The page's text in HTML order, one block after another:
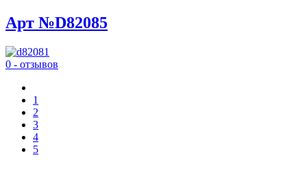
Арт №D82085
0 - отзывов
1
2
3
4
5